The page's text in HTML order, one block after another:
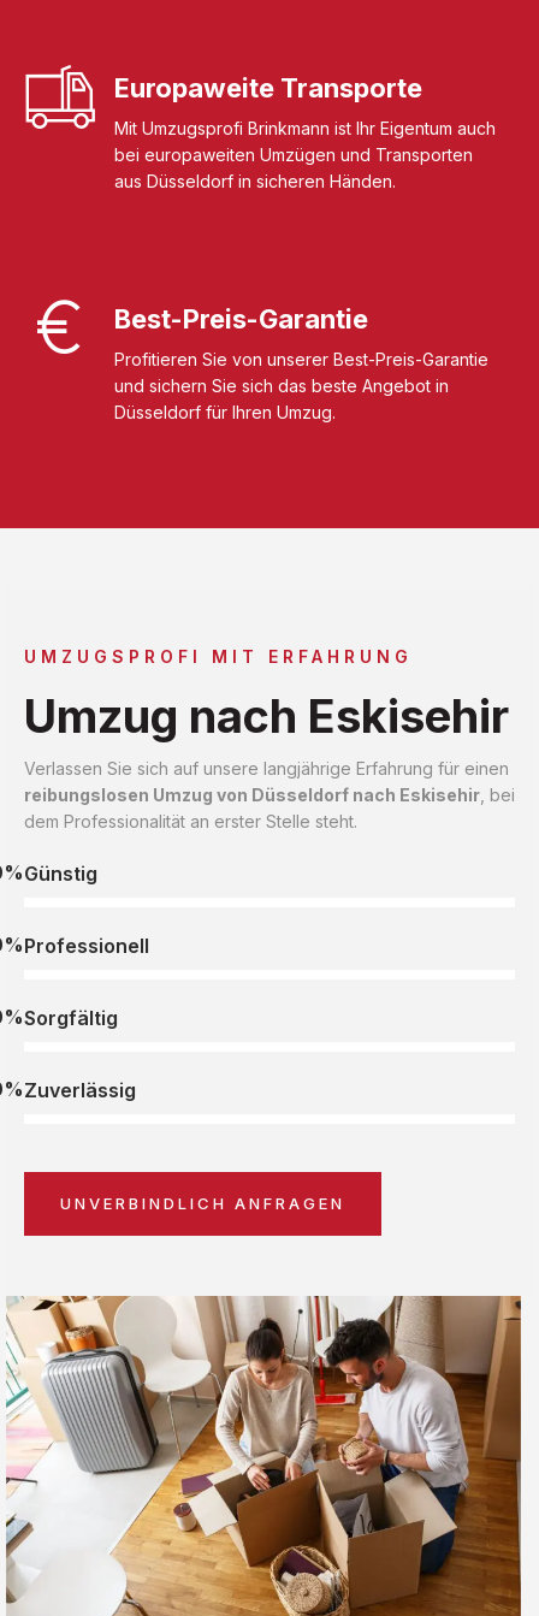
Europaweite Transporte
Mit Umzugsprofi Brinkmann ist Ihr Eigentum auch
bei europaweiten Umzügen und Transporten
aus Düsseldorf in sicheren Händen.
Best-Preis-Garantie
Profitieren Sie von unserer Best-Preis-Garantie
und sichern Sie sich das beste Angebot in
Düsseldorf für Ihren Umzug.
UMZUGSPROFI MIT ERFAHRUNG
Umzug nach Eskisehir
Verlassen Sie sich auf unsere langjährige Erfahrung für einen
reibungslosen Umzug von Düsseldorf nach Eskisehir , bei
dem Professionalität an erster Stelle steht.
Günstig
Professionell
Sorgfältig
Zuverlässig
UNVERBINDLICH ANFRAGEN